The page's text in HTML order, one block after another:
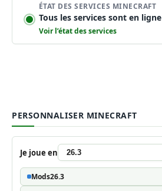
ÉTAT DES SERVICES MINECRAFT
Tous les services sont en ligne
Voir l’état des services
PERSONNALISER MINECRAFT
Je joue en
Mods26.3